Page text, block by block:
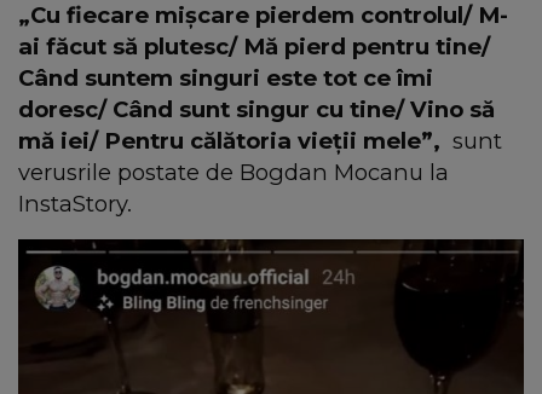
„Cu fiecare mișcare pierdem controlul/ M-
ai făcut să plutesc/ Mă pierd pentru tine/
Când suntem singuri este tot ce îmi
doresc/ Când sunt singur cu tine/ Vino să
mă iei/ Pentru călătoria vieții mele”, sunt
verusrile postate de Bogdan Mocanu la
InstaStory.